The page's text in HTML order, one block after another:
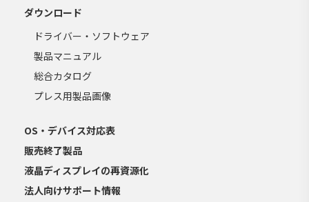
ダウンロード
ドライバー・ソフトウェア
製品マニュアル
総合カタログ
プレス用製品画像
OS・デバイス対応表
販売終了製品
液晶ディスプレイの再資源化
法人向けサポート情報